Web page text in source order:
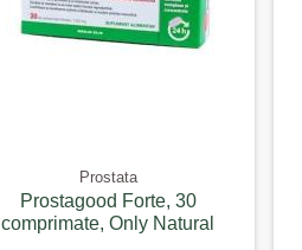
Prostata
Prostagood Forte, 30
comprimate, Only Natural